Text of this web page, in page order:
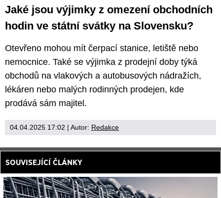
Jaké jsou výjimky z omezení obchodních
hodin ve státní svátky na Slovensku?
Otevřeno mohou mít čerpací stanice, letiště nebo
nemocnice. Také se výjimka z prodejní doby týká
obchodů na vlakových a autobusových nádražích,
lékáren nebo malých rodinných prodejen, kde
prodává sám majitel.
04.04.2025 17:02 | Autor: Redakce
SOUVISEJÍCÍ ČLÁNKY